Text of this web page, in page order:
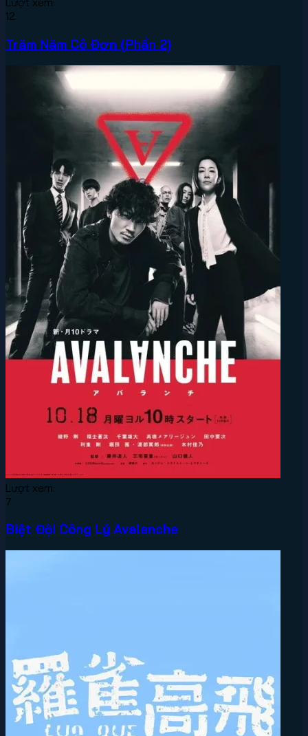
12
Trăm Năm Cô Đơn (Phần 2)
Lượt xem:
7
Biệt Đội Công Lý Avalanche